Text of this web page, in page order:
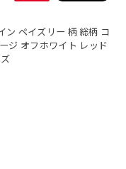
ン ペイズリー 柄 総柄 コ
ジ オフホワイト レッド